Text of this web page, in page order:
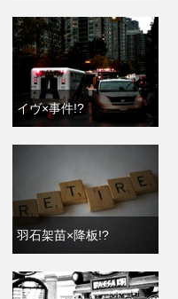
イヴ×事件!?
羽石架苗×降板!?